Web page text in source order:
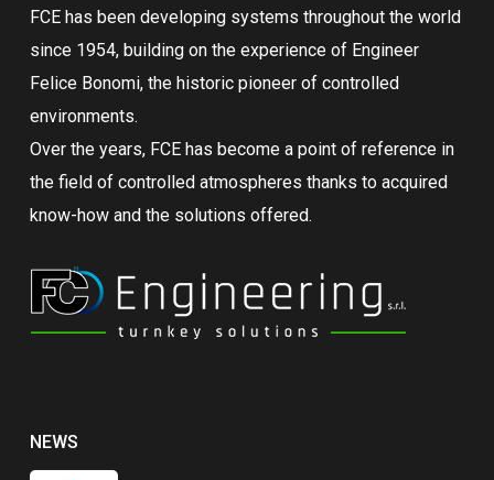
FCE has been developing systems throughout the world
since 1954, building on the experience of Engineer
Felice Bonomi, the historic pioneer of controlled
environments.
Over the years, FCE has become a point of reference in
the field of controlled atmospheres thanks to acquired
know-how and the solutions offered.
NEWS